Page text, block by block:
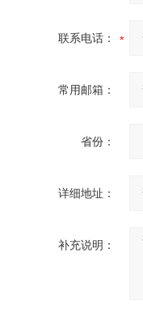
联系电话：
常用邮箱：
省份：
详细地址：
补充说明：